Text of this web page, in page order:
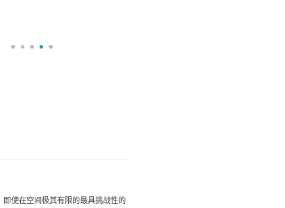
即使在空间极其有限的最具挑战性的